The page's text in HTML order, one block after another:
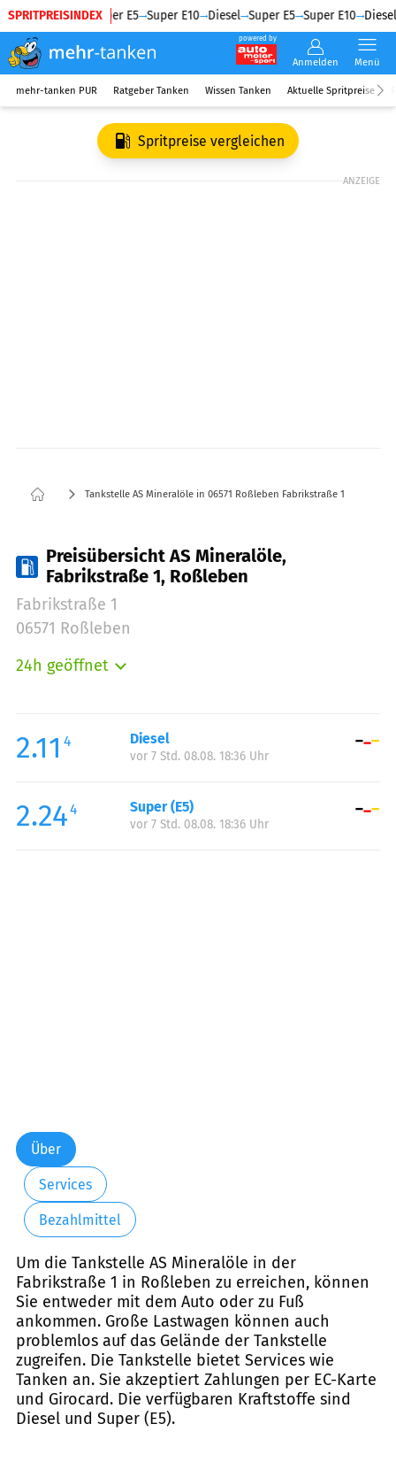
SPRITPREISINDEX
Diesel Super E5 Super E10 Diesel Super E5 Super E10 Diesel
powered by
Anmelden Menü
mehr-tanken PUR Ratgeber Tanken Wissen Tanken Aktuelle Spritpreise
Spritpreise vergleichen
ANZEIGE
Tankstelle AS Mineralöle in 06571 Roßleben Fabrikstraße 1
Preisübersicht AS Mineralöle,
Fabrikstraße 1, Roßleben
Fabrikstraße 1
06571 Roßleben
24h geöffnet
Mittwoch:
00:00-24:00
Donnerstag:
Samstag:
00:00-24:00
Sonntag:
2.11 4 Diesel
vor 7 Std. 08.08. 18:36 Uhr
2.244 Super (E5)
vor 7 Std. 08.08. 18:36 Uhr
Über
Services
Bezahlmittel
Um die Tankstelle AS Mineralöle in der
Fabrikstraße 1 in Roßleben zu erreichen, können
Sie entweder mit dem Auto oder zu Fuß
ankommen. Große Lastwagen können auch
problemlos auf das Gelände der Tankstelle
zugreifen. Die Tankstelle bietet Services wie
Tanken an. Sie akzeptiert Zahlungen per EC-Karte
und Girocard. Die verfügbaren Kraftstoffe sind
Diesel und Super (E5).